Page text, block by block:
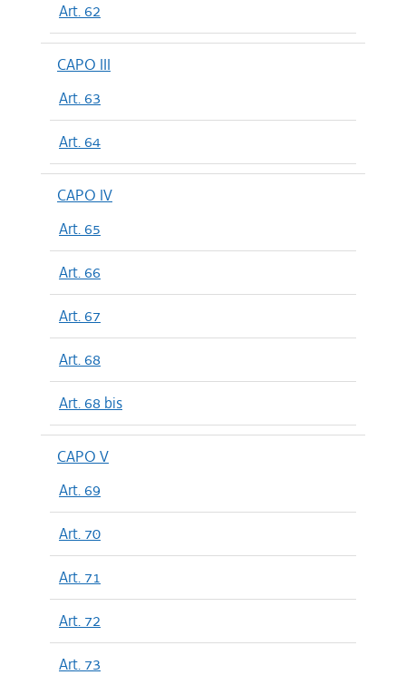
Art. 62
CAPO III
Art. 63
Art. 64
CAPO IV
Art. 65
Art. 66
Art. 67
Art. 68
Art. 68 bis
CAPO V
Art. 69
Art. 70
Art. 71
Art. 72
Art. 73